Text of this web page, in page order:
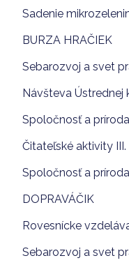
Sadenie
BURZA HRAČIEK
Sebarozvoj a svet
Návšteva Ústrednej
Spoločnosť a
Čitateľské aktivity
Spoločnosť a
DOPRAVÁČIK
Rovesnícke
Sebarozvoj a svet